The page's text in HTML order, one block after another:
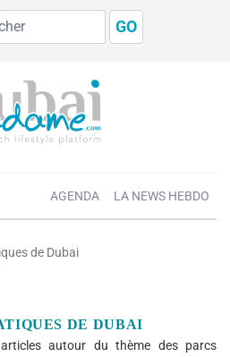
GO
AGENDA LA NEWS HEBDO
de Dubai
DE DUBAI
autour du thème des parcs